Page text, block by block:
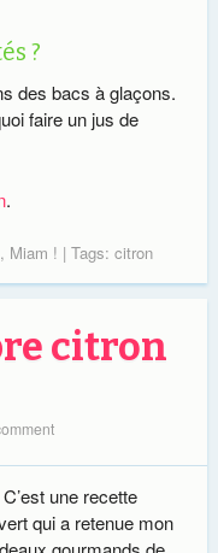
?
des bacs à glaçons.
faire un jus de
.
, Miam ! | Tags: citron
citron
une recette
qui a retenue mon